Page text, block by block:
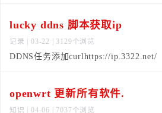
lucky ddns 脚本获取ip
记录 | 03-22 | 3129个浏览
DDNS任务添加curlhttps://
openwrt 更新所有软件.
知识 | 04-06 | 7037个浏览